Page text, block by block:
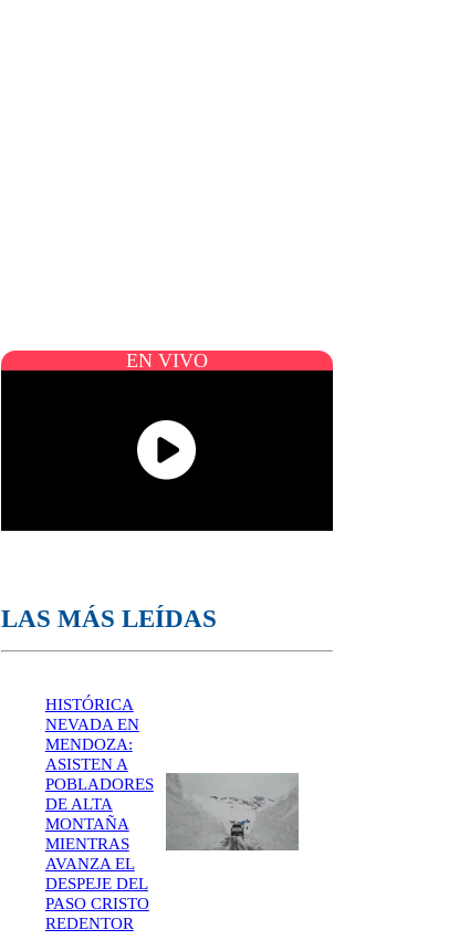
EN VIVO
LAS MÁS LEÍDAS
HISTÓRICA
NEVADA EN
MENDOZA:
ASISTEN A
POBLADORES
DE ALTA
MONTAÑA
MIENTRAS
AVANZA EL
DESPEJE DEL
PASO CRISTO
REDENTOR